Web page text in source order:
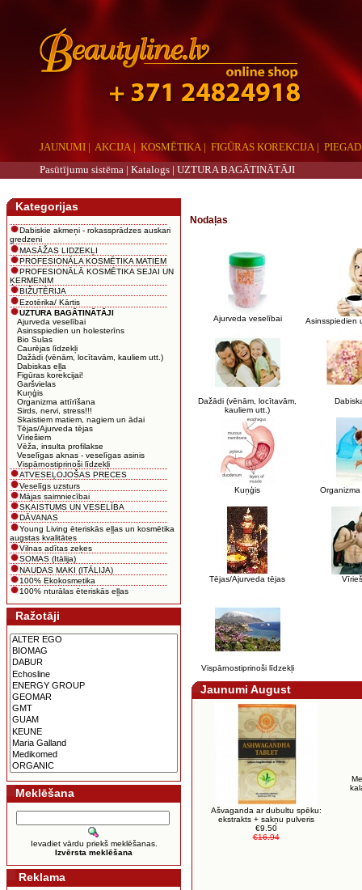
JAUNUMI | AKCIJA | KOSMĒTIKA | FIGŪRAS KOREKCIJA|
Pasūtījumu sistēma | Katalogs | UZTURA BAGĀTINĀTĀJI
Kategorijas
Dabiskie akmeņi - rokassprādzes auskari
gredzeni
MASĀŽAS LIDZEKĻI
PROFESIONĀLA KOSMĒTIKA MATIEM
PROFESIONĀLĀ KOSMĒTIKA SEJAI UN
ĶERMENIM
BIŽUTĒRIJA
Ezotērika/ Kārtis
UZTURA BAGĀTINĀTĀJI
Ajurveda veselībai
Asinsspiedien un holesterīns
Bio Sulas
Caurējas līdzekļi
Dažādi (vēnām, locītavām, kauliem utt.)
Dabiskas eļļa
Figūras korekcijai!
Garšvielas
Kuņģis
Organizma attīrīšana
Sirds, nervi, stress!!!
Skaistiem matiem, nagiem un ādai
Tējas/Ajurveda tējas
Vīriešiem
Vēža, insulta profilakse
Veselīgas aknas - veselīgas asinis
Vispārnostiprinoši līdzekļi
ATVESEĻOJOŠAS PRECES
Veselīgs uzsturs
Mājas saimniecībai
SKAISTUMS UN VESELĪBA
DĀVANAS
Young Living ēteriskās eļļas un kosmētika
augstas kvalitātes
Vilnas adītas zeķes
SOMAS (Itālija)
NAUDAS MAKI (ITĀLIJA)
100% Ekokosmetika
100% nturālas ēteriskās eļļas
Ražotāji
Meklēšana
Ievadiet vārdu priekš meklēšanas.
Izvērsta meklēšana
Reklama
Nodaļas
Ajurveda veselībai Asinsspiedien
Dažādi (vēnām, locītavām,
kauliem utt.)
Kuņģis
Tējas/Ajurveda tējas
Vispārnostiprinoši līdzekļi
Jaunumi August
Ašvaganda ar dubultu spēku:
ekstrakts + sakņu pulveris
€9.50
€16.94